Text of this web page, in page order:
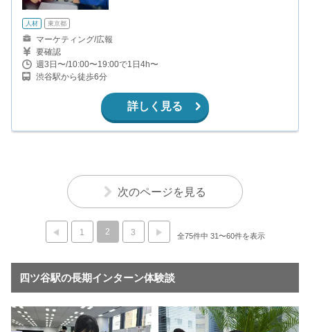
人材 東京都
マーケティング/広報
要確認
週3日〜/10:00〜19:00で1日4h〜
渋谷駅から徒歩6分
詳しく見る
次のページを見る
1 2 3 全75件中 31〜60件を表示
四ツ谷駅の長期インターン体験談